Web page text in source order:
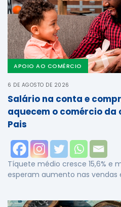
APOIO AO COMÉRCIO
6 DE AGOSTO DE 2026
Salário na conta e
aquecem o comércio da
Pais
Tíquete médio cresce 15,6% e
esperam aumento nas vendas